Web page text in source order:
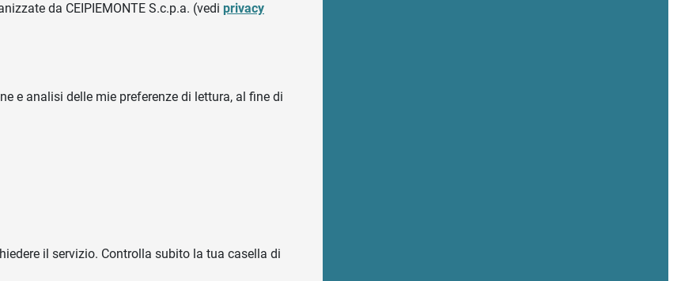
da CEIPIEMONTE S.c.p.a. (vedi privacy
e analisi delle mie preferenze di lettura, al fine di
il servizio. Controlla subito la tua casella di